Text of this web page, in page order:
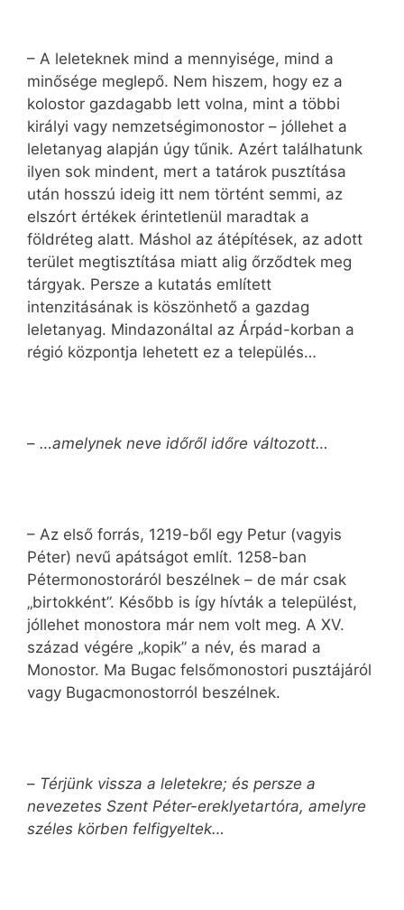
– A leleteknek mind a mennyisége, mind a
minősége meglepő. Nem hiszem, hogy ez a
kolostor gazdagabb lett volna, mint a többi
királyi vagy nemzetségimonostor – jóllehet a
leletanyag alapján úgy tűnik. Azért találhatunk
ilyen sok mindent, mert a tatárok pusztítása
után hosszú ideig itt nem történt semmi, az
elszórt értékek érintetlenül maradtak a
földréteg alatt. Máshol az átépítések, az adott
terület megtisztítása miatt alig őrződtek meg
tárgyak. Persze a kutatás említett
intenzitásának is köszönhető a gazdag
leletanyag. Mindazonáltal az Árpád-korban a
régió központja lehetett ez a település…
– …amelynek neve időről időre változott…
– Az első forrás, 1219-ből egy Petur (vagyis
Péter) nevű apátságot említ. 1258-ban
Pétermonostoráról beszélnek – de már csak
„birtokként”. Később is így hívták a települést,
jóllehet monostora már nem volt meg. A XV.
század végére „kopik” a név, és marad a
Monostor. Ma Bugac felsőmonostori pusztájáról
vagy Bugacmonostorról beszélnek.
– Térjünk vissza a leletekre; és persze a
nevezetes Szent Péter-ereklyetartóra, amelyre
széles körben felfigyeltek…